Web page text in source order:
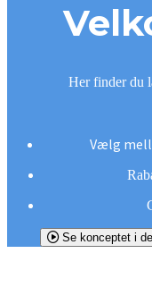
Her finder du
Vælg
Se konceptet i